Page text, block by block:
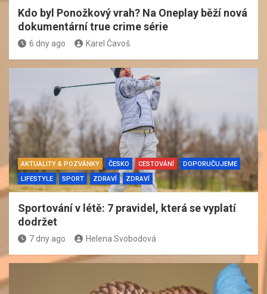
Kdo byl Ponožkový vrah? Na Oneplay běží nová
dokumentární true crime série
6 dny ago Karel Čavoš
AKTUALITY & POZVÁNKY ČESKO CESTOVÁNÍ
DOPORUČUJEME
LIFESTYLE
SPORT ZDRAVÍ ZDRAVÍ
Sportování v létě: 7 pravidel, která se vyplatí
dodržet
7 dny ago Helena Svobodová